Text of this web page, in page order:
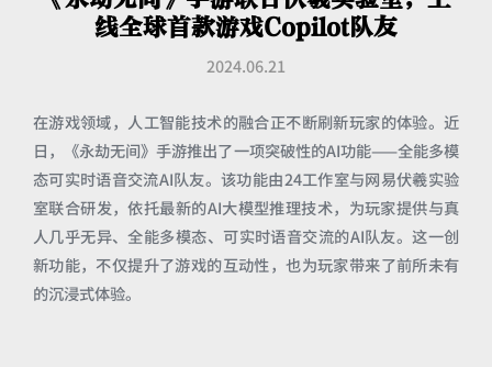
线全球首款游戏Copilot队友
2024.06.21
在游戏领域，人工智能技术的融合正不断刷新玩家的体验。近
日，《永劫无间》手游推出了一项突破性的AI功能——全能多模
态可实时语音交流AI队友。该功能由24工作室与网易伏羲实验
室联合研发，依托最新的AI大模型推理技术，为玩家提供与真
人几乎无异、全能多模态、可实时语音交流的AI队友。这一创
新功能，不仅提升了游戏的互动性，也为玩家带来了前所未有
的沉浸式体验。